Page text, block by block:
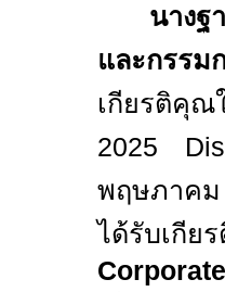
นางฐ
และกรร
เกียรติคุณ
2025
พฤษภาคม
ได้รับเกีย